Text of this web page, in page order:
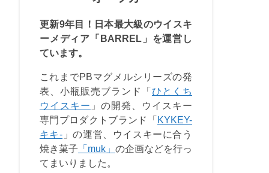
更新9年目！日本最大級のウイスキ
ーメディア「BARREL」を運営し
ています。
これまでPBマグメルシリーズの発
表、小瓶販売ブランド「ひとくち
ウイスキー 」の開発、ウイスキー
専門プロダクトブランド「KYKEY-
キキ- 」の運営、ウイスキーに合う
焼き菓子 「muk」 の企画などを行っ
てまいりました。